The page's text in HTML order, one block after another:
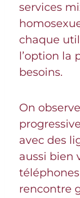
services
chaque
l’option la
besoins.
On
avec des
aussi bien
rencontre